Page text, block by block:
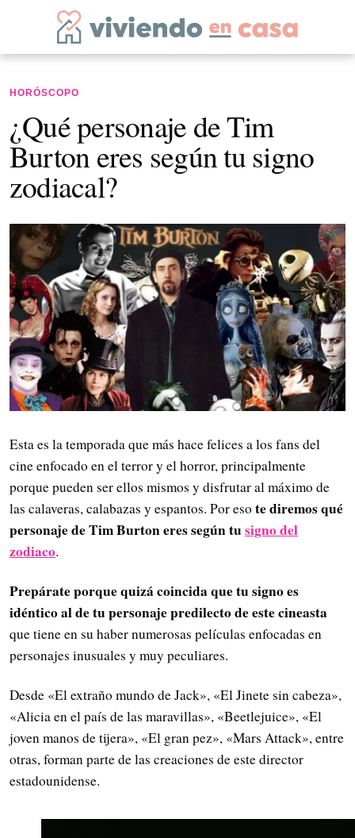
HORÓSCOPO
¿Qué personaje de Tim
Burton eres según tu signo
zodiacal?
Esta es la temporada que más hace felices a los fans del
cine enfocado en el terror y el horror, principalmente
porque pueden ser ellos mismos y disfrutar al máximo de
las calaveras, calabazas y espantos. Por eso te diremos qué
personaje de Tim Burton eres según tusigno del
zodiaco.
Prepárate porque quizá coincida que tu signo es
idéntico al de tu personaje predilecto de este cineasta
que tiene en su haber numerosas películas enfocadas en
personajes inusuales y muy peculiares.
Desde «El extraño mundo de Jack», «El Jinete sin cabeza»,
«Alicia en el país de las maravillas», «Beetlejuice», «El
joven manos de tijera», «El gran pez», «Mars Attack», entre
otras, forman parte de las creaciones de este director
estadounidense.